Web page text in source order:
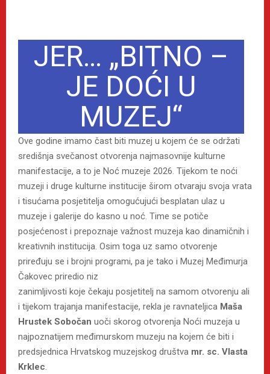
JER… „BITNO –
JE DOĆI U
MUZEJ“
Ove godine imamo čast biti muzej u kojem će se održati
središnja svečanost otvorenja najmasovnije kulturne
manifestacije, a to je Noć muzeje 2026. Tijekom te noći
muzeji i druge kulturne institucije širom otvaraju svoja vrata
i tisućama posjetitelja omogućujući besplatan ulaz u
muzeje i galerije do kasno u noć. Time se potiče
posjećenost i prepoznaje važnost muzeja kao dinamičnih i
kreativnih institucija. Osim toga uz samo otvorenje
priređuju se i brojni programi, pa je tako i Muzej Međimurja
Čakovec priredio niz
zanimljivosti koje čekaju posjetitelj na samom otvorenju ali
i tijekom trajanja manifestacije, rekla je ravnateljica Maša
Hrustek Sobočan uoči skorog otvorenja Noći muzeja u
najpoznatijem međimurskom muzeju na kojem će biti i
predsjednica Hrvatskog muzejskog društva mr. sc. Vlasta
Krklec